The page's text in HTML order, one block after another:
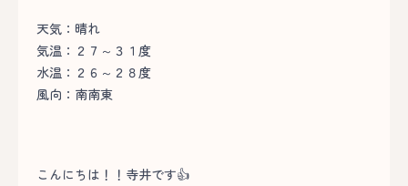
天気：晴れ
気温：２７～３１度
水温：２６～２８度
風向：南南東
こんにちは！！寺井です👍